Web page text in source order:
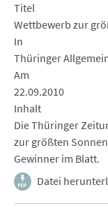
Titel
Wettbewerb zur
In
Thüringer
Am
22.09.2010
Inhalt
Die Thüringer
zur größten
Gewinner im Blatt.
Datei